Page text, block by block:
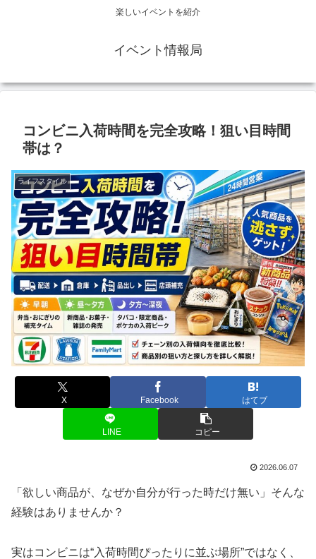
楽しいイベントを紹介
イベント情報局
コンビニ入荷時間を完全攻略！狙い目時間
帯は？
ライフスタイル
X Facebook はてブ
LINE コピー
2026.06.07
「欲しい商品が、なぜか自分が行った時だけ無い」そんな
経験はありませんか？
実はコンビニは“入荷時間ぴったりに並ぶ場所”ではなく、